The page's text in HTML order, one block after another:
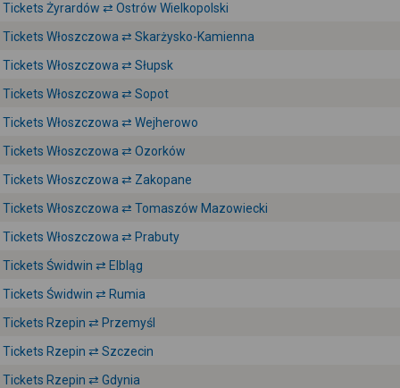
Tickets Żyrardów ⇄ Ostrów Wielkopolski
Tickets Włoszczowa ⇄ Skarżysko-Kamienna
Tickets Włoszczowa ⇄ Słupsk
Tickets Włoszczowa ⇄ Sopot
Tickets Włoszczowa ⇄ Wejherowo
Tickets Włoszczowa ⇄ Ozorków
Tickets Włoszczowa ⇄ Zakopane
Tickets Włoszczowa ⇄ Tomaszów Mazowiecki
Tickets Włoszczowa ⇄ Prabuty
Tickets Świdwin ⇄ Elbląg
Tickets Świdwin ⇄ Rumia
Tickets Rzepin ⇄ Przemyśl
Tickets Rzepin ⇄ Szczecin
Tickets Rzepin ⇄ Gdynia